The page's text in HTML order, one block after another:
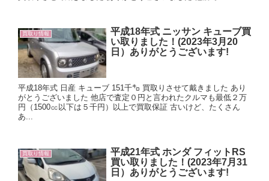
買取り情報
平成18年式 ニッサン キューブ買
い取りました！(2023年3月20
日）ありがとうございます!
平成18年式 日産 キューブ 151千㌔ 買取りさせて戴きました あり
がとうございました 他店で査定０円と言われたクルマも最低２万
円（1500㏄以下は５千円）以上で買取保証 古いけど、たくさん
あ...
買取り情報
平成21年式 ホンダ フィットRS
買い取りました！(2023年7月31
日）ありがとうございます!